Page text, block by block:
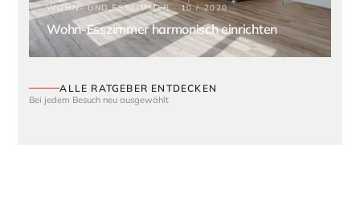
WOHN- UND ESSZIMMER · 10 / 2020
Wohn-Esszimmer harmonisch einrichten
ALLE RATGEBER ENTDECKEN
Bei jedem Besuch neu ausgewählt
Fünf Ratgeber wurden zufällig ausgewählt.